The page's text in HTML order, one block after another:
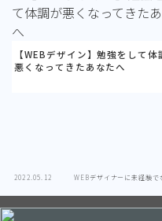
【WEBデザイン】勉強をして体
悪くなってきたあなたへ
2022.05.12 WEBデザイナーに未経験で